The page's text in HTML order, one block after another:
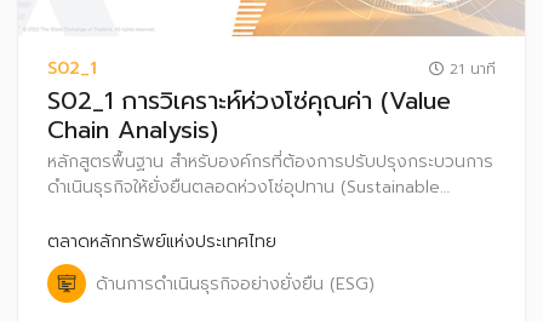
S02_1 21 นาที
S02_1 การวิเคราะห์ห่วงโซ่คุณค่า (Value
Chain Analysis)
หลักสูตรพื้นฐาน สำหรับองค์กรที่ต้องการปรับปรุงกระบวนการ
ดำเนินธุรกิจให้ยั่งยืนตลอดห่วงโซ่อุปทาน (Sustainable
เป็นกระบวนการขั้นพื้นฐานและจำเป็นต่อการพัฒนาธุรกิจ บน
แนวคิดการสร้างคุณค่า (Create Value)
ตลาดหลักทรัพย์แห่งประเทศไทย
ด้านการดำเนินธุรกิจอย่างยั่งยืน (ESG)